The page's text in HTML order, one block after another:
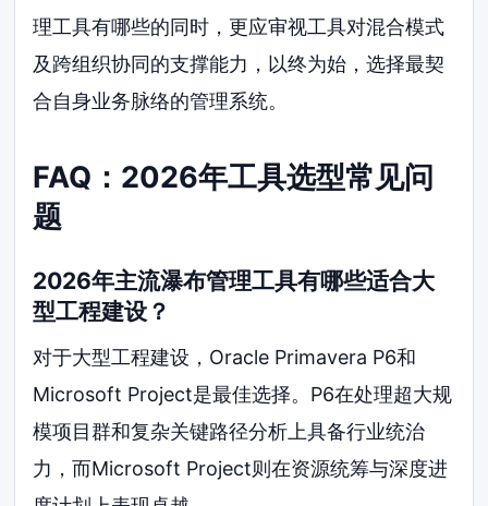
理工具有哪些的同时，更应审视工具对混合模式
及跨组织协同的支撑能力，以终为始，选择最契
合自身业务脉络的管理系统。
FAQ：2026年工具选型常见问
题
2026年主流瀑布管理工具有哪些适合大
型工程建设？
对于大型工程建设，Oracle Primavera P6和
Microsoft Project是最佳选择。P6在处理超大规
模项目群和复杂关键路径分析上具备行业统治
力，而Microsoft Project则在资源统筹与深度进